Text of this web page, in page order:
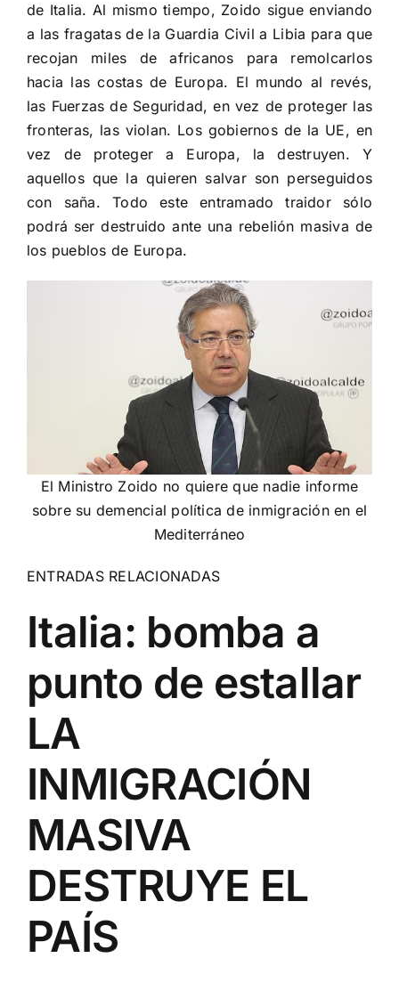
de Italia. Al mismo tiempo, Zoido sigue enviando
a las fragatas de la Guardia Civil a Libia para que
recojan miles de africanos para remolcarlos
hacia las costas de Europa. El mundo al revés,
las Fuerzas de Seguridad, en vez de proteger las
fronteras, las violan. Los gobiernos de la UE, en
vez de proteger a Europa, la destruyen. Y
aquellos que la quieren salvar son perseguidos
con saña. Todo este entramado traidor sólo
podrá ser destruido ante una rebelión masiva de
los pueblos de Europa.
El Ministro Zoido no quiere que nadie informe
sobre su demencial política de inmigración en el
Mediterráneo
ENTRADAS RELACIONADAS
Italia: bomba a
punto de estallar
LA
INMIGRACIÓN
MASIVA
DESTRUYE EL
PAÍS